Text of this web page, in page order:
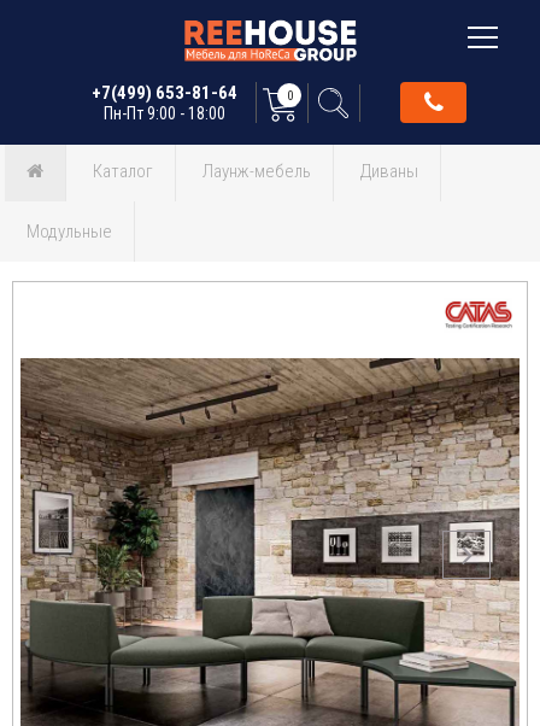
+7(499) 653-81-64
Пн-Пт 9:00 - 18:00
0
Каталог Лаунж-мебель Диваны
Модульные